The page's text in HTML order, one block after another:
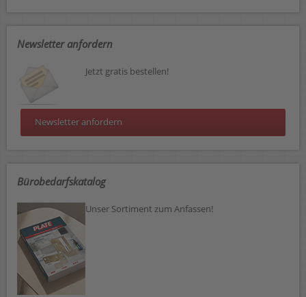
Newsletter anfordern
Jetzt gratis bestellen!
Newsletter anfordern
Bürobedarfskatalog
Unser Sortiment zum Anfassen!